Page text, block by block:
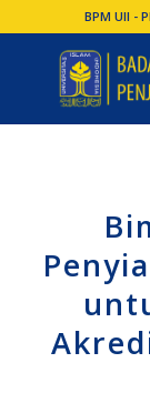
BPM UII -